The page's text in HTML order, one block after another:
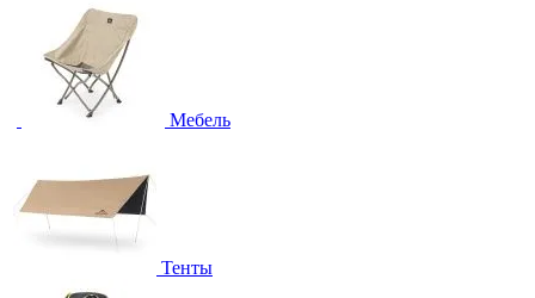
Мебель
Тенты